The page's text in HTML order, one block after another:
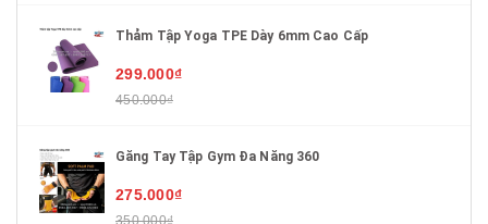
Thảm Tập Yoga TPE Dày 6mm Cao Cấp
299.000₫
450.000₫
Găng Tay Tập Gym Đa Năng 360
275.000₫
350.000₫